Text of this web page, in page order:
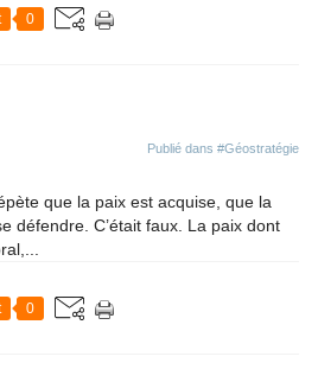
0
Publié dans #Géostratégie
que la paix est acquise, que la
défendre. C’était faux. La paix dont
0